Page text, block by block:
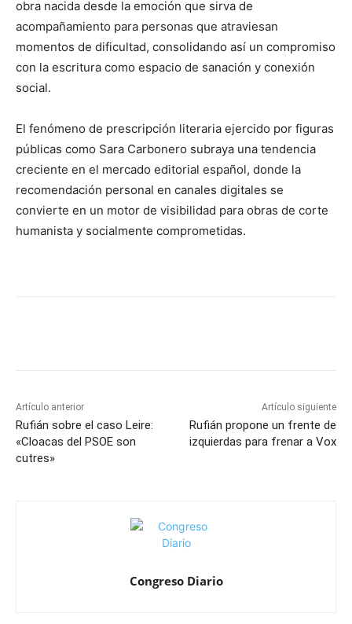
obra nacida desde la emoción que sirva de
acompañamiento para personas que atraviesan
momentos de dificultad, consolidando así un compromiso
con la escritura como espacio de sanación y conexión
social.
El fenómeno de prescripción literaria ejercido por figuras
públicas como Sara Carbonero subraya una tendencia
creciente en el mercado editorial español, donde la
recomendación personal en canales digitales se
convierte en un motor de visibilidad para obras de corte
humanista y socialmente comprometidas.
Artículo anterior
Rufián sobre el caso Leire:
«Cloacas del PSOE son
cutres»
Artículo siguiente
Rufián propone un frente de
izquierdas para frenar a Vox
Congreso Diario